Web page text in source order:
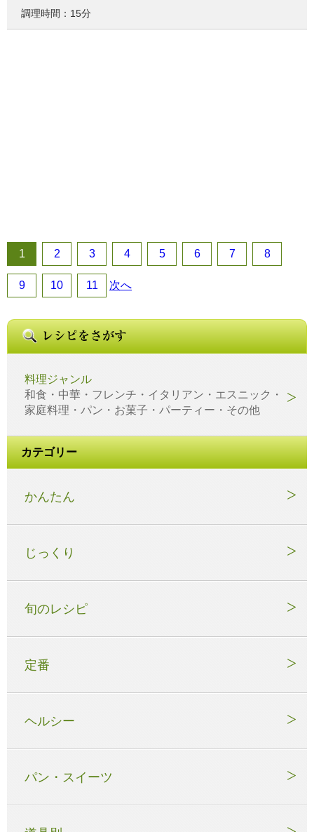
調理時間：15分
1 2 3 4 5 6 7 8
9 10 11 次へ
料理ジャンル
和食・中華・フレンチ・イタリアン・エスニック・
家庭料理・パン・お菓子・パーティー・その他
カテゴリー
かんたん
じっくり
旬のレシピ
定番
ヘルシー
パン・スイーツ